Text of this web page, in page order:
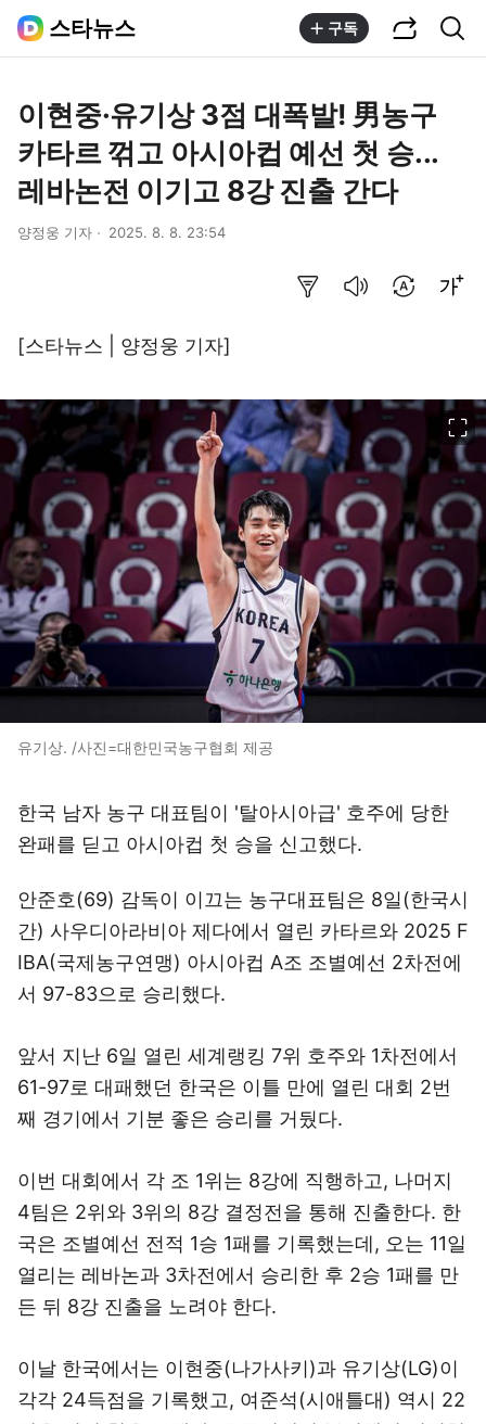
스타뉴스 구독
이현중·유기상 3점 대폭발! 男농구
카타르 꺾고 아시아컵 예선 첫 승...
레바논전 이기고 8강 진출 간다
양정웅 기자 2025. 8. 8. 23:54
[스타뉴스 | 양정웅 기자]
유기상. /사진=대한민국농구협회 제공
한국 남자 농구 대표팀이 '탈아시아급' 호주에 당한
완패를 딛고 아시아컵 첫 승을 신고했다.
안준호(69) 감독이 이끄는 농구대표팀은 8일(한국시
간) 사우디아라비아 제다에서 열린 카타르와 2025 F
IBA(국제농구연맹) 아시아컵 A조 조별예선 2차전에
서 97-83으로 승리했다.
앞서 지난 6일 열린 세계랭킹 7위 호주와 1차전에서
61-97로 대패했던 한국은 이틀 만에 열린 대회 2번
째 경기에서 기분 좋은 승리를 거뒀다.
이번 대회에서 각 조 1위는 8강에 직행하고, 나머지
4팀은 2위와 3위의 8강 결정전을 통해 진출한다. 한
국은 조별예선 전적 1승 1패를 기록했는데, 오는 11일
열리는 레바논과 3차전에서 승리한 후 2승 1패를 만
든 뒤 8강 진출을 노려야 한다.
이날 한국에서는 이현중(나가사키)과 유기상(LG)이
각각 24득점을 기록했고, 여준석(시애틀대) 역시 22